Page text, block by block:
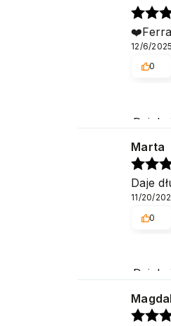
12/6/2025
0
Marta
Daje
11/20/
0